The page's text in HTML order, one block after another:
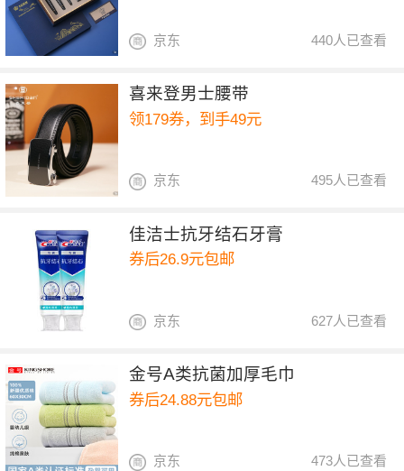
440人已查看
京东
喜来登男士腰带
领179券，到手49元
495人已查看
京东
佳洁士抗牙结石牙膏
券后26.9元包邮
627人已查看
京东
金号A类抗菌加厚毛巾
券后24.88元包邮
473人已查看
京东